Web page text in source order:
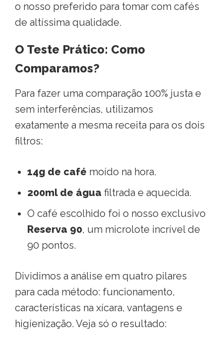
o nosso preferido para tomar com cafés
de altíssima qualidade.
O Teste Prático: Como
Comparamos?
Para fazer uma comparação 100% justa e
sem interferências, utilizamos
exatamente a mesma receita para os dois
filtros:
14g de café moído na hora.
200ml de água filtrada e aquecida.
O café escolhido foi o nosso exclusivo
Reserva 90, um microlote incrível de
90 pontos.
Dividimos a análise em quatro pilares
para cada método: funcionamento,
características na xícara, vantagens e
higienização. Veja só o resultado: